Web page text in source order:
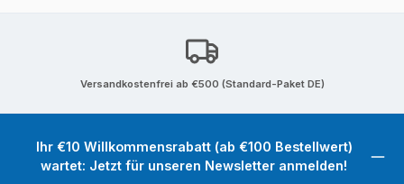
Versandkostenfrei ab €500 (Standard-Paket DE)
Ihr €10 Willkommensrabatt (ab €100 Bestellwert)
wartet: Jetzt für unseren Newsletter anmelden!